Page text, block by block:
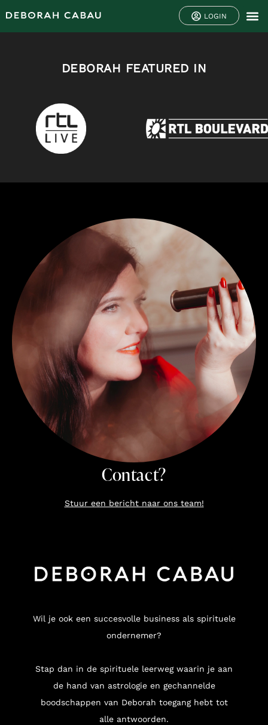
LOGIN
DEBORAH FEATURED IN
Contact?
Stuur een bericht naar ons team!
Wil je ook een succesvolle business als spirituele
ondernemer?
Stap dan in de spirituele leerweg waarin je aan
de hand van astrologie en gechannelde
boodschappen van Deborah toegang hebt tot
alle antwoorden.